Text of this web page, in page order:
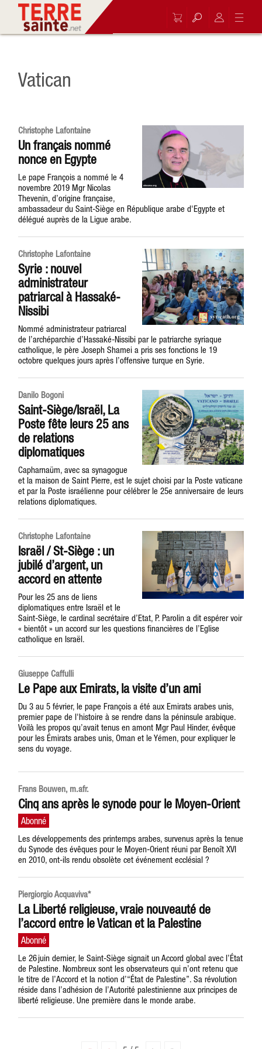
Vatican
Christophe Lafontaine
Un français nommé
nonce en Egypte
Le pape François a nommé le 4
novembre 2019 Mgr Nicolas
Thevenin, d’origine française,
ambassadeur du Saint-Siège en République arabe d'Egypte et
délégué auprès de la Ligue arabe.
Christophe Lafontaine
Syrie : nouvel
administrateur
patriarcal à Hassaké-
Nissibi
Nommé administrateur patriarcal
de l’archéparchie d’Hassaké-Nissibi par le patriarche syriaque
catholique, le père Joseph Shamei a pris ses fonctions le 19
octobre quelques jours après l’offensive turque en Syrie.
Danilo Bogoni
Saint-Siège/Israël, La
Poste fête leurs 25 ans
de relations
diplomatiques
Capharnaüm, avec sa synagogue
et la maison de Saint Pierre, est le sujet choisi par la Poste vaticane
et par la Poste israélienne pour célébrer le 25e anniversaire de leurs
relations diplomatiques.
Christophe Lafontaine
Israël / St-Siège : un
jubilé d’argent, un
accord en attente
Pour les 25 ans de liens
diplomatiques entre Israël et le
Saint-Siège, le cardinal secrétaire d’Etat, P. Parolin a dit espérer voir
« bientôt » un accord sur les questions financières de l’Eglise
catholique en Israël.
Giuseppe Caffulli
Le Pape aux Emirats, la visite d’un ami
Du 3 au 5 février, le pape François a été aux Emirats arabes unis,
premier pape de l'histoire à se rendre dans la péninsule arabique.
Voilà les propos qu’avait tenus en amont Mgr Paul Hinder, évêque
pour les Émirats arabes unis, Oman et le Yémen, pour expliquer le
sens du voyage.
Frans Bouwen, m.afr.
Cinq ans après le synode pour le Moyen-Orient
Les développements des printemps arabes, survenus après la tenue
du Synode des évêques pour le Moyen-Orient réuni par Benoît XVI
en 2010, ont-ils rendu obsolète cet événement ecclésial ?
Piergiorgio Acquaviva*
La Liberté religieuse, vraie nouveauté de
l’accord entre le Vatican et la Palestine
Le 26 juin dernier, le Saint-Siège signait un Accord global avec l’État
de Palestine. Nombreux sont les observateurs qui n’ont retenu que
le titre de l’Accord et la notion d’“État de Palestine”. Sa révolution
réside dans l’adhésion de l’Autorité palestinienne aux principes de
liberté religieuse. Une première dans le monde arabe.